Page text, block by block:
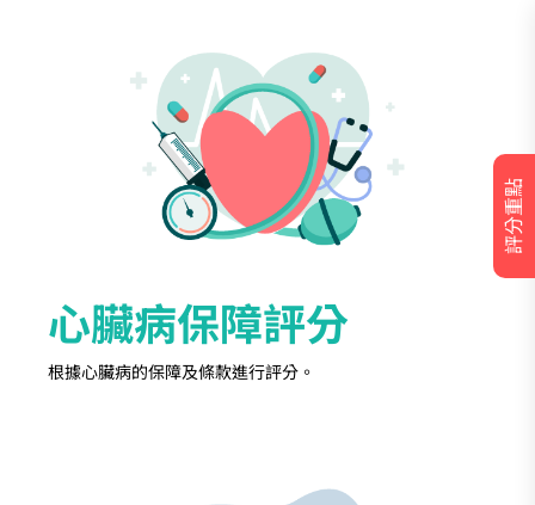
評分重點
心臟病保障評分
根據心臟病的保障及條款進行評分。